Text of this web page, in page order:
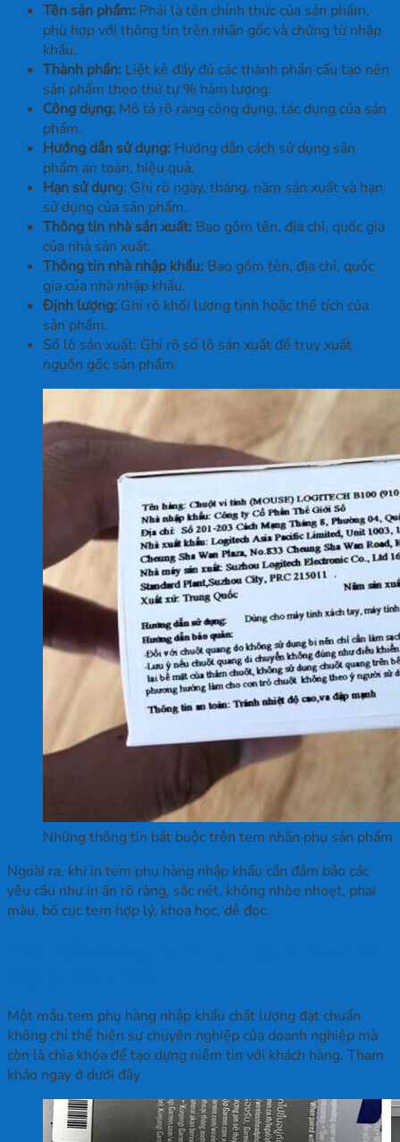
Tên sản phẩm: Phải là tên chính thức của sản phẩm,
phù hợp với thông tin trên nhãn gốc và chứng từ nhập
khẩu.
Thành phần: Liệt kê đầy đủ các thành phần cấu tạo nên
sản phẩm theo thứ tự % hàm lượng.
Công dụng: Mô tả rõ ràng công dụng, tác dụng của sản
phẩm.
Hướng dẫn sử dụng: Hướng dẫn cách sử dụng sản
phẩm an toàn, hiệu quả.
Hạn sử dụng: Ghi rõ ngày, tháng, năm sản xuất và hạn
sử dụng của sản phẩm.
Thông tin nhà sản xuất: Bao gồm tên, địa chỉ, quốc gia
của nhà sản xuất.
Thông tin nhà nhập khẩu: Bao gồm tên, địa chỉ, quốc
gia của nhà nhập khẩu.
Định lượng: Ghi rõ khối lượng tịnh hoặc thể tích của
sản phẩm.
Số lô sản xuất: Ghi rõ số lô sản xuất để truy xuất
nguồn gốc sản phẩm.
Những thông tin bắt buộc trên tem nhãn phụ sản phẩm
Ngoài ra, khi in tem phụ hàng nhập khẩu cần đảm bảo các
yêu cầu như in ấn rõ ràng, sắc nét, không nhòe nhoẹt, phai
màu, bố cục tem hợp lý, khoa học, dễ đọc.
Một mẫu tem phụ hàng nhập khẩu chất lượng đạt chuẩn
không chỉ thể hiện sự chuyên nghiệp của doanh nghiệp mà
còn là chìa khóa để tạo dựng niềm tin với khách hàng. Tham
khảo ngay ở dưới đây